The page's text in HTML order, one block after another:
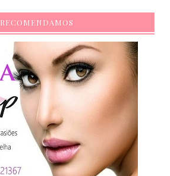
RECOMENDAMOS